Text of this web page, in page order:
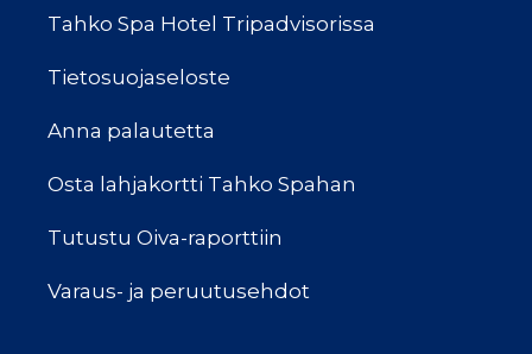
Tahko Spa Hotel Tripadvisorissa
Tietosuojaseloste
Anna palautetta
Osta lahjakortti Tahko Spahan
Tutustu Oiva-raporttiin
Varaus- ja peruutusehdot